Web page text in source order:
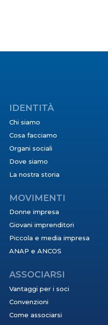
IDENTITÀ
Chi siamo
Cosa facciamo
Organi sociali
Dove siamo
La nostra storia
MOVIMENTI
Donne impresa
Giovani imprenditori
Piccola e media impresa
ANAP e ANCOS
ASSOCIARSI
Vantaggi per i soci
Convenzioni
Come associarsi